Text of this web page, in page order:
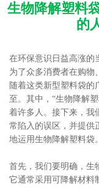
生物降解塑料
的
在环保意识日益高涨的
为了众多消费者在购物
随着这类新型塑料袋的
至。其中，“生物降解
着许多人。接下来，我
常陷入的误区，并提供
地运用生物降解塑料袋。
首先，我们要明确，生
它通常采用可降解材料